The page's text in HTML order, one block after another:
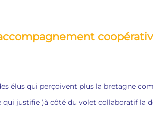
élus qui perçoivent plus la bretagne
qui justifie )à côté du volet collaboratif la